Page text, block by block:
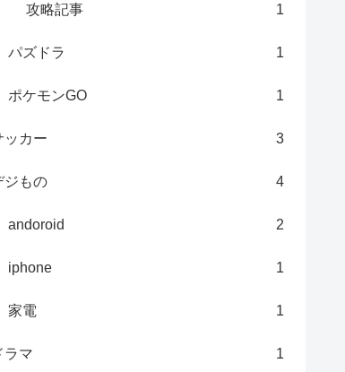
攻略記事 1
パズドラ 1
ポケモンGO 1
ッカー 3
ジもの 4
andoroid 2
iphone 1
家電 1
ラマ 1